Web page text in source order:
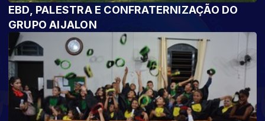
EBD, PALESTRA E CONFRATERNIZAÇÃO DO
GRUPO AIJALON